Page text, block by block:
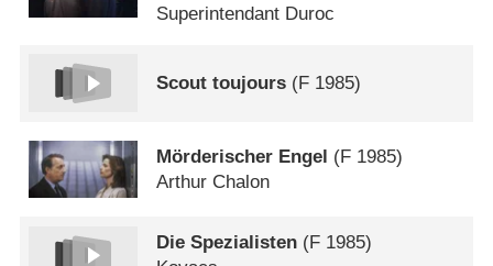
Superintendant Duroc
Scout toujours (F 1985)
Mörderischer Engel (F 1985)
Arthur Chalon
Die Spezialisten (F 1985)